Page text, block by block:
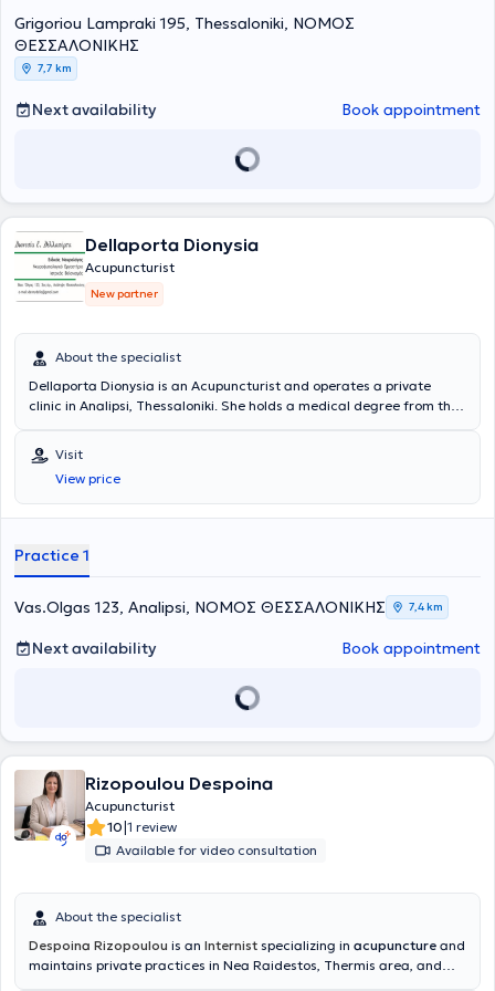
EUROMEDICA group in Thessaloniki. In his private practice, he
provides specialized services tailored to the individualized needs of
his patients.
Grigoriou Lampraki 195, Thessaloniki, ΝΟΜΟΣ
ΘΕΣΣΑΛΟΝΙΚΗΣ
7,7 km
Next availability Book appointment
Dellaporta Dionysia
Acupuncturist
New partner
About the specialist
Dellaporta Dionysia is an Acupuncturist and operates a private
clinic in Analipsi, Thessaloniki. She holds a medical degree from the
postgraduate program in Health Unit Management at the Open
University of Rome. She specialized in Neurology and holds a
Medical Acupuncture diploma. She works at the Alzheimer’s Disease
and Related Disorders Society and additionally manages an
Visit
View price
Practice 1
Vas.Olgas 123, Analipsi, ΝΟΜΟΣ ΘΕΣΣΑΛΟΝΙΚΗΣ 7,4 km
Next availability Book appointment
Rizopoulou Despoina
Acupuncturist
10|1 review
Available for video consultation
About the specialist
Despoina Rizopoulou is an Internist specializing in acupuncture and
maintains private practices in Nea Raidestos, Thermis area, and